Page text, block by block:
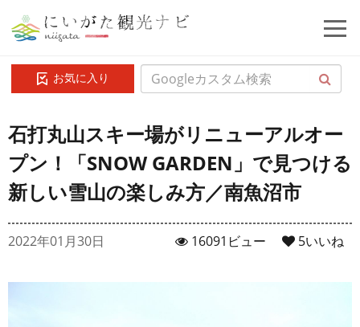
お気に入り
石打丸山スキー場がリニューアルオー
プン！「SNOW GARDEN」で見つける
新しい雪山の楽しみ方／南魚沼市
2022年01月30日 5いいね
16091ビュー